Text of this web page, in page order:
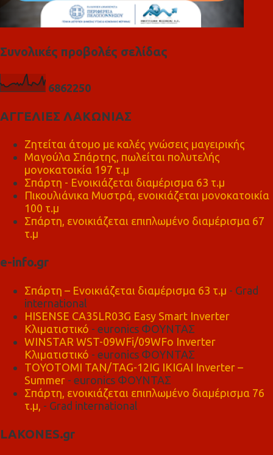
Συνολικές προβολές σελίδας
6862250
ΑΓΓΕΛΙΕΣ ΛΑΚΩΝΙΑΣ
Ζητείται άτομο με καλές γνώσεις μαγειρικής
Μαγούλα Σπάρτης, πωλείται πολυτελής
μονοκατοικία 197 τ.μ
Σπάρτη - Ενοικιάζεται διαμέρισμα 63 τ.μ
Πικουλιάνικα Μυστρά, ενοικιάζεται μονοκατοικία
100 τ.μ
Σπάρτη, ενοικιάζεται επιπλωμένο διαμέρισμα 67
τ.μ
e-info.gr
Σπάρτη – Ενοικιάζεται διαμέρισμα 63 τ.μ - Grad
international
HISENSE CA35LR03G Easy Smart Inverter
Κλιματιστικό - euronics ΦΟΥΝΤΑΣ
WINSTAR WST-09WFi/09WFo Inverter
Κλιματιστικό - euronics ΦΟΥΝΤΑΣ
TOYOTOMI TAN/TAG-12IG IKIGAI Inverter –
Summer - euronics ΦΟΥΝΤΑΣ
Σπάρτη, ενοικιάζεται επιπλωμένο διαμέρισμα 76
τ.μ, - Grad international
LAKONES.gr